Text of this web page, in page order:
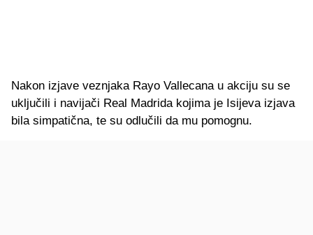
Nakon izjave veznjaka Rayo Vallecana u akciju su se
uključili i navijači Real Madrida kojima je Isijeva izjava
bila simpatična, te su odlučili da mu pomognu.